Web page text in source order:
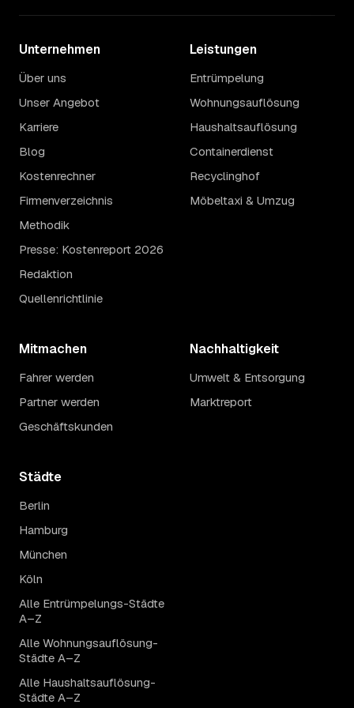
Unternehmen
Über uns
Unser Angebot
Karriere
Blog
Kostenrechner
Firmenverzeichnis
Methodik
Presse: Kostenreport 2026
Redaktion
Quellenrichtlinie
Leistungen
Entrümpelung
Wohnungsauflösung
Haushaltsauflösung
Containerdienst
Recyclinghof
Möbeltaxi & Umzug
Mitmachen
Fahrer werden
Partner werden
Geschäftskunden
Nachhaltigkeit
Umwelt & Entsorgung
Marktreport
Städte
Berlin
Hamburg
München
Köln
Alle Entrümpelungs-Städte
A–Z
Alle Wohnungsauflösung-
Städte A–Z
Alle Haushaltsauflösung-
Städte A–Z